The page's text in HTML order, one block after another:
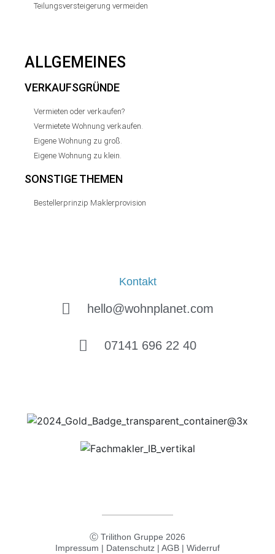
Teilungsversteigerung vermeiden
ALLGEMEINES
VERKAUFSGRÜNDE
Vermieten oder verkaufen?
Vermietete Wohnung verkaufen.
Eigene Wohnung zu groß.
Eigene Wohnung zu klein.
SONSTIGE THEMEN
Bestellerprinzip Maklerprovision
Kontakt
hello@wohnplanet.com
07141 696 22 40
Ⓒ Trilithon Gruppe 2026
Impressum | Datenschutz | AGB | Widerruf